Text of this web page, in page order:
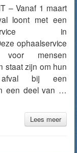
– Vanaf 1 maart
loont met een
in
ophaalservice
mensen
staat zijn om hun
afval bij een
een deel van …
Lees meer